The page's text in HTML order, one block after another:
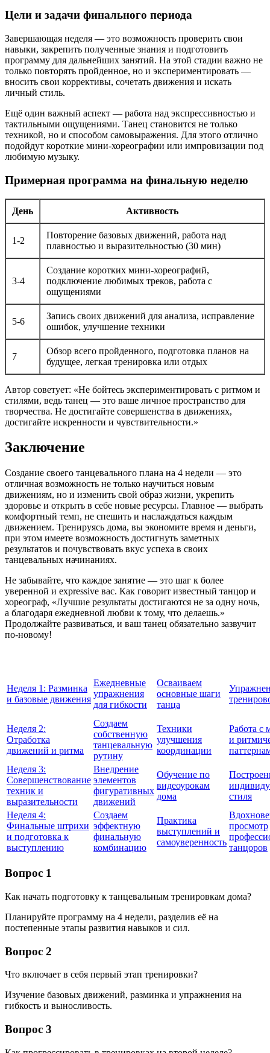
Цели и задачи финального периода
Завершающая неделя — это возможность проверить свои
навыки, закрепить полученные знания и подготовить
программу для дальнейших занятий. На этой стадии важно не
только повторять пройденное, но и экспериментировать —
вносить свои коррективы, сочетать движения и искать
личный стиль.
Ещё один важный аспект — работа над экспрессивностью и
тактильными ощущениями. Танец становится не только
техникой, но и способом самовыражения. Для этого отлично
подойдут короткие мини-хореографии или импровизации под
любимую музыку.
Примерная программа на финальную неделю
День Активность
1-2
Повторение базовых движений, работа над
плавностью и выразительностью (30 мин)
3-4
Создание коротких мини-хореографий,
подключение любимых треков, работа с
ощущениями
5-6
Запись своих движений для анализа, исправление
ошибок, улучшение техники
7
Обзор всего пройденного, подготовка планов на
будущее, легкая тренировка или отдых
Автор советует: «Не бойтесь экспериментировать с ритмом и
стилями, ведь танец — это ваше личное пространство для
творчества. Не достигайте совершенства в движениях,
достигайте искренности и чувствительности.»
Заключение
Создание своего танцевального плана на 4 недели — это
отличная возможность не только научиться новым
движениям, но и изменить свой образ жизни, укрепить
здоровье и открыть в себе новые ресурсы. Главное — выбрать
комфортный темп, не спешить и наслаждаться каждым
движением. Тренируясь дома, вы экономите время и деньги,
при этом имеете возможность достигнуть заметных
результатов и почувствовать вкус успеха в своих
танцевальных начинаниях.
Не забывайте, что каждое занятие — это шаг к более
уверенной и expressive вас. Как говорит известный танцор и
хореограф, «Лучшие результаты достигаются не за одну ночь,
а благодаря ежедневной любви к тому, что делаешь.»
Продолжайте развиваться, и ваш танец обязательно зазвучит
по-новому!
Неделя 1: Разминка
и базовые движения
Ежедневные
упражнения
для гибкости
Осваиваем
основные шаги
танца
Неделя 2:
Отработка
движений и ритма
Создаем
собственную
танцевальную
рутину
Техники
улучшения
координации
Работа с
и
Неделя 3:
Совершенствование
техник и
выразительности
Внедрение
элементов
фигуративных
движений
Обучение по
видеоурокам
дома
стиля
Неделя 4:
Финальные штрихи
и подготовка к
выступлению
Создаем
эффектную
финальную
комбинацию
Практика
выступлений и
самоуверенность
просмотр
танцоров
Вопрос 1
Как начать подготовку к танцевальным тренировкам дома?
Планируйте программу на 4 недели, разделив её на
постепенные этапы развития навыков и сил.
Вопрос 2
Что включает в себя первый этап тренировки?
Изучение базовых движений, разминка и упражнения на
гибкость и выносливость.
Вопрос 3